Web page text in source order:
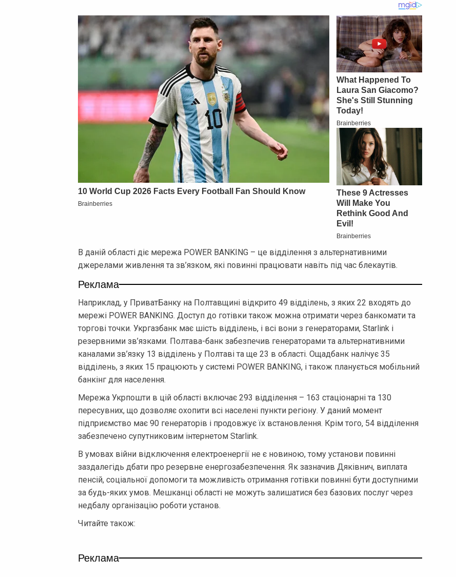
В даній області діє мережа POWER BANKING – це відділення з альтернативними
джерелами живлення та зв’язком, які повинні працювати навіть під час блекаутів.
Реклама
Наприклад, у ПриватБанку на Полтавщині відкрито 49 відділень, з яких 22 входять до
мережі POWER BANKING. Доступ до готівки також можна отримати через банкомати та
торгові точки. Укргазбанк має шість відділень, і всі вони з генераторами, Starlink і
резервними зв’язками. Полтава-банк забезпечив генераторами та альтернативними
каналами зв’язку 13 відділень у Полтаві та ще 23 в області. Ощадбанк налічує 35
відділень, з яких 15 працюють у системі POWER BANKING, і також планується мобільний
банкінг для населення.
Мережа Укрпошти в цій області включає 293 відділення – 163 стаціонарні та 130
пересувних, що дозволяє охопити всі населені пункти регіону. У даний момент
підприємство має 90 генераторів і продовжує їх встановлення. Крім того, 54 відділення
забезпечено супутниковим інтернетом Starlink.
В умовах війни відключення електроенергії не є новиною, тому установи повинні
заздалегідь дбати про резервне енергозабезпечення. Як зазначив Дяківнич, виплата
пенсій, соціальної допомоги та можливість отримання готівки повинні бути доступними
за будь-яких умов. Мешканці області не можуть залишатися без базових послуг через
недбалу організацію роботи установ.
Читайте також:
Реклама